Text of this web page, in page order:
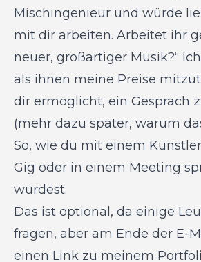
Mischingenieur und würde
mit dir arbeiten. Arbeitet ihr
neuer, großartiger Musik?“
als ihnen meine Preise
dir ermöglicht, ein Gespräch
(mehr dazu später, warum
So, wie du mit einem
Gig oder in einem Meeting
würdest.
Das ist optional, da einige
fragen, aber am Ende der E-
einen Link zu meinem